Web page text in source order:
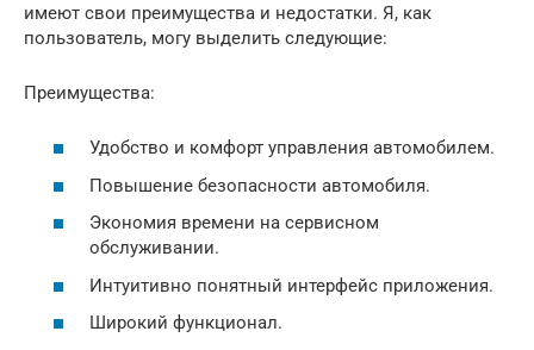
имеют свои преимущества и недостатки. Я, как
пользователь, могу выделить следующие:
Преимущества:
Удобство и комфорт управления автомобилем.
Повышение безопасности автомобиля.
Экономия времени на сервисном
обслуживании.
Интуитивно понятный интерфейс приложения.
Широкий функционал.